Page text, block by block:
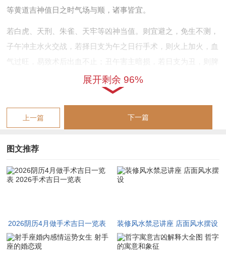
等黄道吉神值日之时气场与顺，诸事皆宜。
若白虎、天刑、朱雀、天牢等凶神当值。则宜避之，免生不测，
子午冲主水火交战，若择日支为午之日行手术，则火上加火，血
气过旺，易致术后出血不止；丑午害主暗损，若日支为丑，则脾
胃之气受损，术后恢复迟缓。故择吉之法，须以流年太岁为经，
以月令节气为纬，以日辰干支为用，以命主八字为体，四者相合
而后定吉凶。
若日辰吉神汇聚又无冲煞命主生肖。则吉；然若犯冲犯害又遇凶
神当值，则凶象已显，虽不可信仰其必然应验，然古人智慧积累
2026年阴历四月做手术黄道吉日一览表 2026年手术择吉日一览
丙午年辰月清明后入辰。谷雨而交。辰为水库，虽午火当令，然
辰中藏水，暗含水火既济之机，以子平术论，辰中戊土为胃经，
展开剩余 96%
上一篇 下一篇
图文推荐
2026阴历4月做手术吉日一览表
2026手术吉日一览表
装修风水禁忌讲座 店面风水摆设